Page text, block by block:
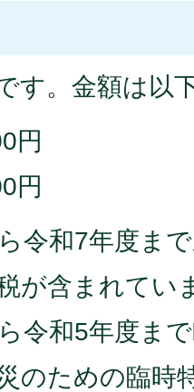
す。金額は以
円
円
令和7年度ま
が含まれてい
令和5年度ま
のための臨時